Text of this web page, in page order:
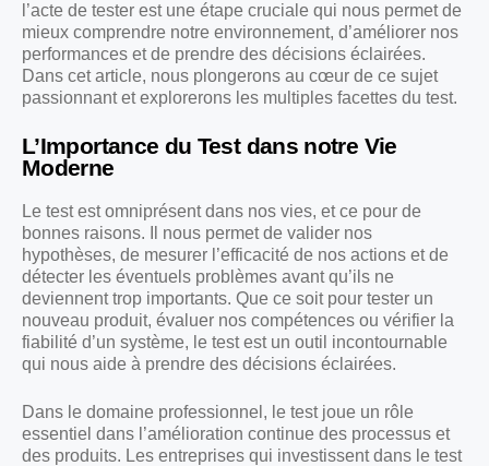
l’acte de tester est une étape cruciale qui nous permet de
mieux comprendre notre environnement, d’améliorer nos
performances et de prendre des décisions éclairées.
Dans cet article, nous plongerons au cœur de ce sujet
passionnant et explorerons les multiples facettes du test.
L’Importance du Test dans notre Vie
Moderne
Le test est omniprésent dans nos vies, et ce pour de
bonnes raisons. Il nous permet de valider nos
hypothèses, de mesurer l’efficacité de nos actions et de
détecter les éventuels problèmes avant qu’ils ne
deviennent trop importants. Que ce soit pour tester un
nouveau produit, évaluer nos compétences ou vérifier la
fiabilité d’un système, le test est un outil incontournable
qui nous aide à prendre des décisions éclairées.
Dans le domaine professionnel, le test joue un rôle
essentiel dans l’amélioration continue des processus et
des produits. Les entreprises qui investissent dans le test